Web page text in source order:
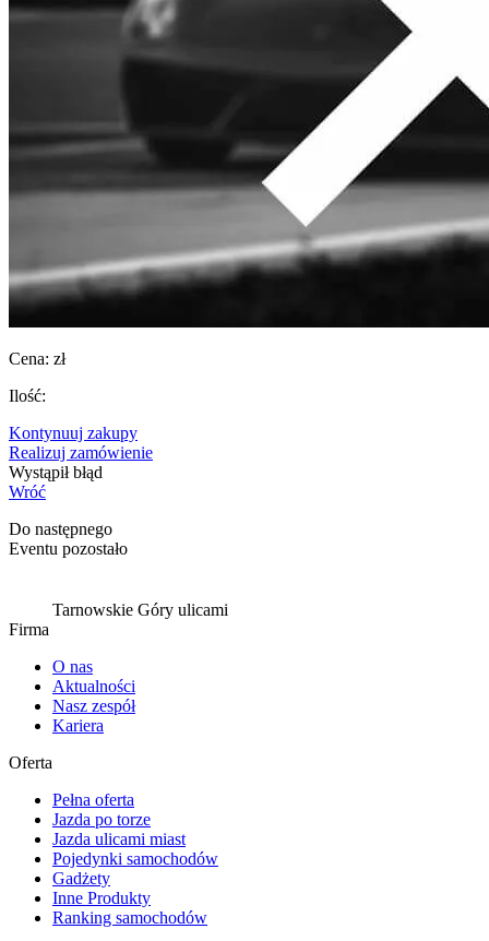
Cena: zł
Ilość:
Kontynuuj zakupy
Realizuj zamówienie
Wystąpił błąd
Wróć
Do następnego
Eventu pozostało
Tarnowskie Góry ulicami
Firma
O nas
Aktualności
Nasz zespół
Kariera
Oferta
Pełna oferta
Jazda po torze
Jazda ulicami miast
Pojedynki samochodów
Gadżety
Inne Produkty
Ranking samochodów